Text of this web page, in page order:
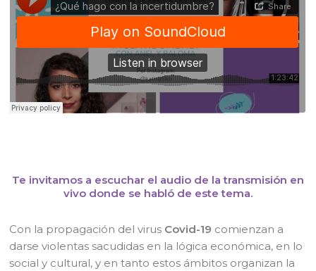
Te invitamos a escuchar el audio de la transmisión en
vivo donde se habló de este tema.
Con la propagación del virus Covid-19 comienzan a
darse violentas sacudidas en la lógica económica, en lo
social y cultural, y en tanto estos ámbitos organizan la